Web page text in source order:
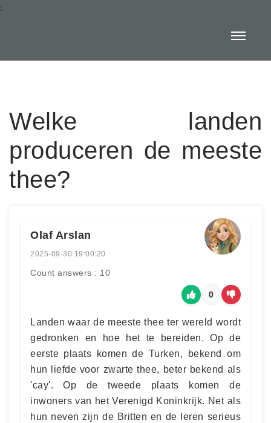
:
Welke landen
produceren de meeste
thee?
Olaf Arslan
2025-09-30 19:00:20
Count answers : 10
0
Landen waar de meeste thee ter wereld wordt
gedronken en hoe het te bereiden. Op de
eerste plaats komen de Turken, bekend om
hun liefde voor zwarte thee, beter bekend als
'cay'. Op de tweede plaats komen de
inwoners van het Verenigd Koninkrijk. Net als
hun neven zijn de Britten en de Ieren serieus